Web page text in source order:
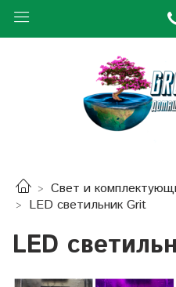
Свет и
LED светильник Grit
LED